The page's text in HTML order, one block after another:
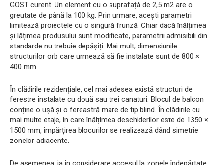
GOST curent. Un element cu o suprafață de 2,5 m2 are o
greutate de până la 100 kg. Prin urmare, acești parametri
limitează proiectele cu o singură frunză. Chiar dacă înălțimea
și lățimea produsului sunt modificate, parametrii admisibili din
standarde nu trebuie depășiți. Mai mult, dimensiunile
structurilor orb care urmează să fie instalate sunt de 800 ×
400 mm.
În clădirile rezidențiale, cel mai adesea există structuri de
ferestre instalate cu două sau trei canaturi. Blocul de balcon
conține o ușă și o fereastră mare de tip blind. În clădirile cu
mai multe etaje, în care înălțimea deschiderilor este de 1350 ×
1500 mm, împărțirea blocurilor se realizează dând simetrie
zonelor adiacente.
De asemenea, ia în considerare accesul la zonele îndepărtate